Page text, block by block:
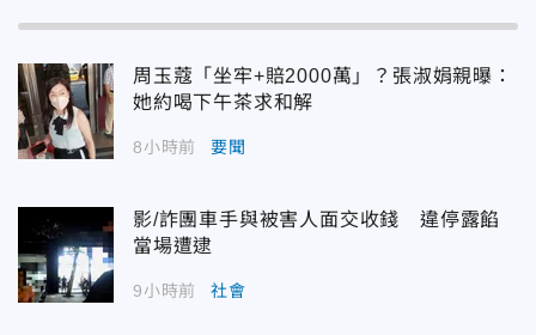
周玉蔻「坐牢+賠2000萬」？張淑娟親曝：
她約喝下午茶求和解
8小時前 要聞
影/詐團車手與被害人面交收錢 違停露餡
當場遭逮
9小時前 社會